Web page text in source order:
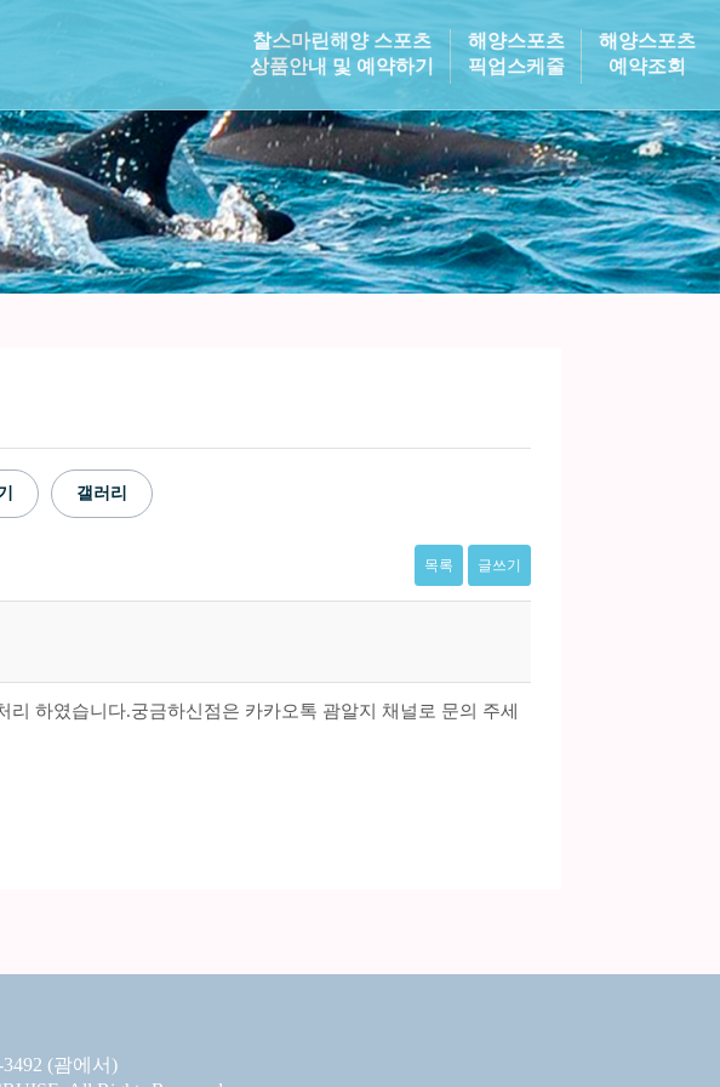
찰스마린해양 스포츠
상품안내 및 예약하기
해양스포츠
픽업스케줄
해양스포츠
예약조회
갤러리
목록 글쓰기
하였습니다.궁금하신점은 카카오톡 괌알지 채널로 문의 주세
(괌에서)